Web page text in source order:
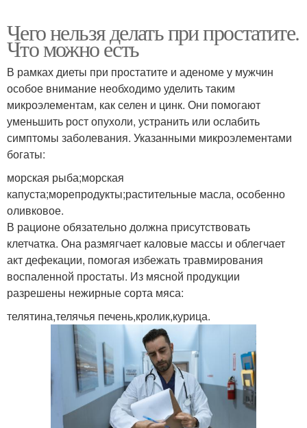
Чего нельзя делать при простатите.
Что можно есть
В рамках диеты при простатите и аденоме у мужчин
особое внимание необходимо уделить таким
микроэлементам, как селен и цинк. Они помогают
уменьшить рост опухоли, устранить или ослабить
симптомы заболевания. Указанными микроэлементами
богаты:
морская рыба;морская
капуста;морепродукты;растительные масла, особенно
оливковое.
В рационе обязательно должна присутствовать
клетчатка. Она размягчает каловые массы и облегчает
акт дефекации, помогая избежать травмирования
воспаленной простаты. Из мясной продукции
разрешены нежирные сорта мяса:
телятина,телячья печень,кролик,курица.